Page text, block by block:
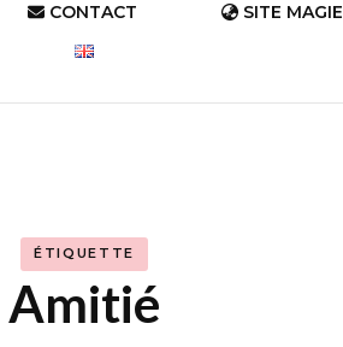
A-Z : Changer le
monde
(2019)
?
CONTACT SITE MAGIE
ÉTIQUETTE
Amitié